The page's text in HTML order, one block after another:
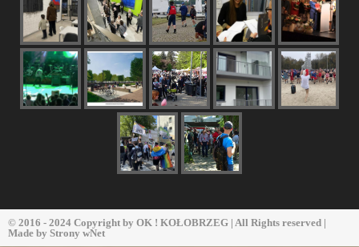
© 2016 - 2024 Copyright by OK ! KOŁOBRZEG | All Rights reserved |
Made by Strony wNet